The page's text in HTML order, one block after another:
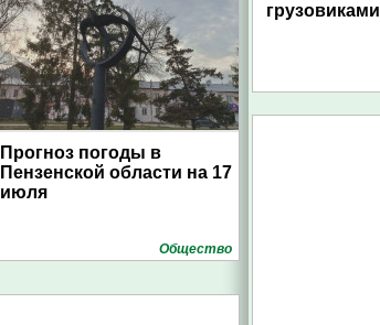
Прогноз погоды в
Пензенской области на 17
июля
Общество
грузовиками